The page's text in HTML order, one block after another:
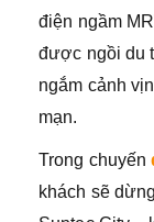
điện ngầm
được ngồi du
ngắm cảnh
mạn.
Trong chuyến
khách sẽ